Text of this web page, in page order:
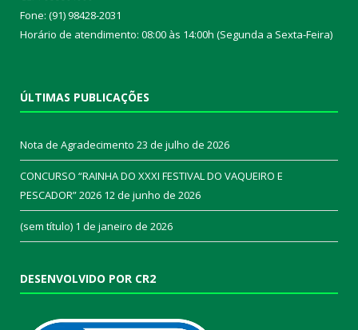
Fone: (91) 98428-2031
Horário de atendimento: 08:00 às 14:00h (Segunda a Sexta-Feira)
ÚLTIMAS PUBLICAÇÕES
Nota de Agradecimento 23 de julho de 2026
CONCURSO “RAINHA DO XXXI FESTIVAL DO VAQUEIRO E
PESCADOR” 2026 12 de junho de 2026
(sem título) 1 de janeiro de 2026
DESENVOLVIDO POR CR2